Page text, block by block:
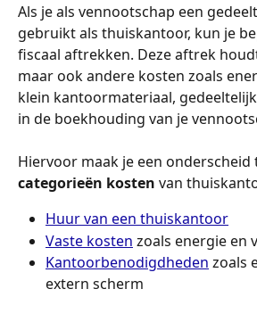
Als je als vennootschap een
gebruikt als thuiskantoor, kun je
fiscaal aftrekken. Deze aftrek
maar ook andere kosten zoals
klein kantoormateriaal,
in de boekhouding van je
Hiervoor maak je een onderscheid
categorieën kosten van
Huur van een thuiskantoor
Vaste kosten zoals energie en
Kantoorbenodigdheden zoals
extern scherm